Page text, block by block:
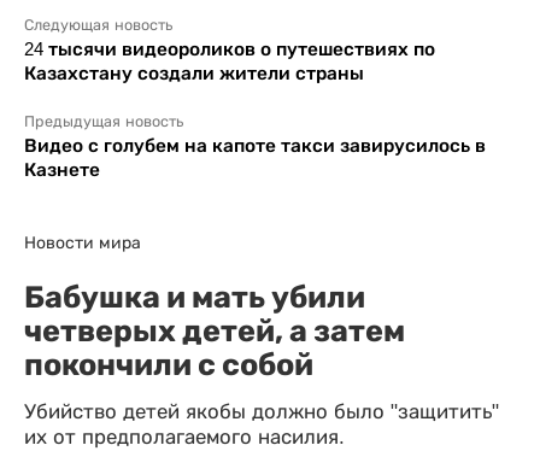
Следующая новость
24 тысячи видеороликов о путешествиях по
Казахстану создали жители страны
Предыдущая новость
Видео с голубем на капоте такси завирусилось в
Казнете
Новости мира
Бабушка и мать убили
четверых детей, а затем
покончили с собой
Убийство детей якобы должно было "защитить"
их от предполагаемого насилия.